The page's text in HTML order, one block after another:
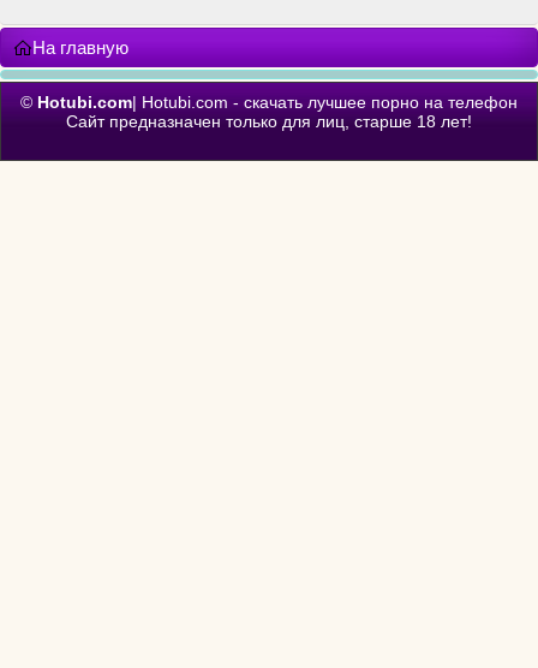
На главную
© Hotubi.com| Hotubi.com - скачать лучшее порно на телефон
Сайт предназначен только для лиц, старше 18 лет!